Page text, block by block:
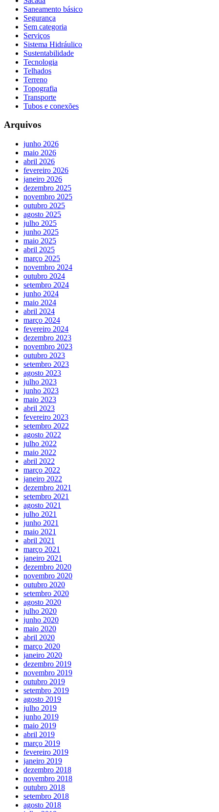
Saneamento básico
Segurança
Sem categoria
Serviços
Sistema Hidráulico
Sustentabilidade
Tecnologia
Telhados
Terreno
Topografia
Transporte
Tubos e conexões
Arquivos
junho 2026
maio 2026
abril 2026
fevereiro 2026
janeiro 2026
dezembro 2025
novembro 2025
outubro 2025
agosto 2025
julho 2025
junho 2025
maio 2025
abril 2025
março 2025
novembro 2024
outubro 2024
setembro 2024
junho 2024
maio 2024
abril 2024
março 2024
fevereiro 2024
dezembro 2023
novembro 2023
outubro 2023
setembro 2023
agosto 2023
julho 2023
junho 2023
maio 2023
abril 2023
fevereiro 2023
setembro 2022
agosto 2022
julho 2022
maio 2022
abril 2022
março 2022
janeiro 2022
dezembro 2021
setembro 2021
agosto 2021
julho 2021
junho 2021
maio 2021
abril 2021
março 2021
janeiro 2021
dezembro 2020
novembro 2020
outubro 2020
setembro 2020
agosto 2020
julho 2020
junho 2020
maio 2020
abril 2020
março 2020
janeiro 2020
dezembro 2019
novembro 2019
outubro 2019
setembro 2019
agosto 2019
julho 2019
junho 2019
maio 2019
abril 2019
março 2019
fevereiro 2019
janeiro 2019
dezembro 2018
novembro 2018
outubro 2018
setembro 2018
agosto 2018